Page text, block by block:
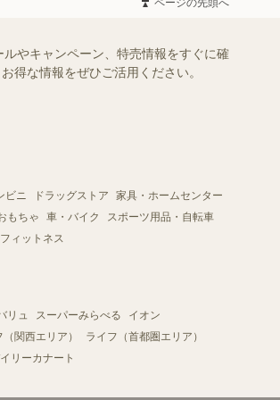
ページの先頭へ
やキャンペーン、特売情報をすぐに確
得な情報をぜひご活用ください。
ビニ ドラッグストア
家具・ホームセンター
もちゃ
車・バイク
スポーツ用品・自転車
ィットネス
リュ スーパーみらべる
イオン
関西エリア）
ライフ（首都圏エリア）
リーカナート